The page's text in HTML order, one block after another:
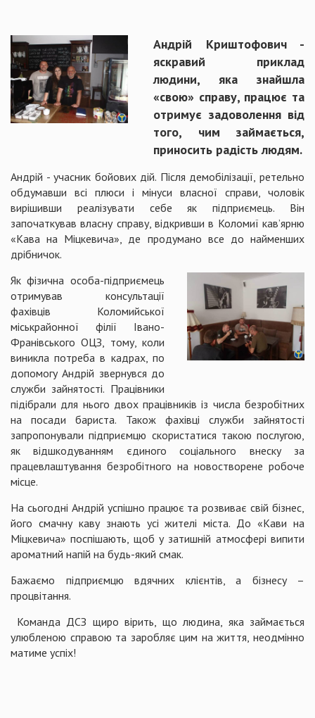
Андрій Криштофович -
яскравий приклад
людини, яка знайшла
«свою» справу, працює та
отримує задоволення від
того, чим займається,
приносить радість людям.
Андрій - учасник бойових дій. Після демобілізації, ретельно
обдумавши всі плюси і мінуси власної справи, чоловік
вирішивши реалізувати себе як підприємець. Він
започаткував власну справу, відкривши в Коломиї кав’ярню
«Кава на Міцкевича», де продумано все до найменших
дрібничок.
Як фізична особа-підприємець
отримував консультації
фахівців Коломийської
міськрайонної філії Івано-
Франівського ОЦЗ, тому, коли
виникла потреба в кадрах, по
допомогу Андрій звернувся до
служби зайнятості. Працівники
підібрали для нього двох працівників із числа безробітних
на посади бариста. Також фахівці служби зайнятості
запропонували підприємцю скористатися такою послугою,
як відшкодуванням єдиного соціального внеску за
працевлаштування безробітного на новостворене робоче
місце.
На сьогодні Андрій успішно працює та розвиває свій бізнес,
його смачну каву знають усі жителі міста. До «Кави на
Міцкевича» поспішають, щоб у затишній атмосфері випити
ароматний напій на будь-який смак.
Бажаємо підприємцю вдячних клієнтів, а бізнесу –
процвітання.
Команда ДСЗ щиро вірить, що людина, яка займається
улюбленою справою та заробляє цим на життя, неодмінно
матиме успіх!